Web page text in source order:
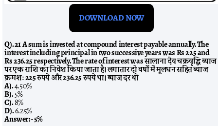
DOWNLOAD NOW
Q). 21 A sum is invested at compound interest payable annually. The
interest including principal in two successive years was Rs 225 and
Rs 236.25 respectively. The rate of interest was सालाना देय चक्रवृद्धि ब्याज
पर एक राशि का निवेश किया जाता है। लगातार दो वर्षों में मूलधन सहित ब्याज
क्रमशः 225 रुपये और 236.25 रुपये था। ब्याज दर थी
A).4.50%
B).5%
C).8%
D).6.25%
Answer:-5%